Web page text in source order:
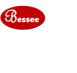
naar
de
inhoud